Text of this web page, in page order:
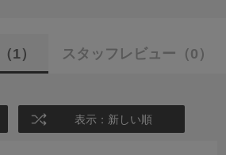
（1） スタッフレビュー （0）
表示：新しい順